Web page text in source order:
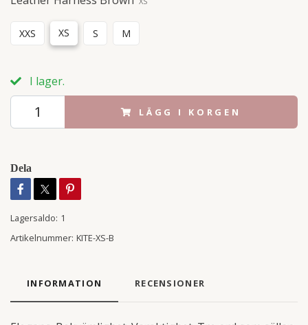
XXS XS S M
I lager.
LÄGG I KORGEN
Dela
Lagersaldo: 1
Artikelnummer: KITE-XS-B
INFORMATION RECENSIONER